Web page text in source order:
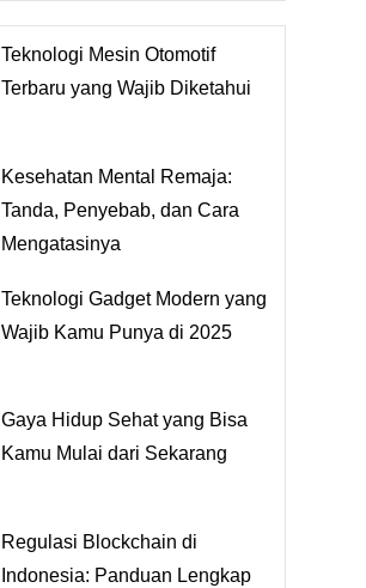
Teknologi Mesin Otomotif
Terbaru yang Wajib Diketahui
Kesehatan Mental Remaja:
Tanda, Penyebab, dan Cara
Mengatasinya
Teknologi Gadget Modern yang
Wajib Kamu Punya di 2025
Gaya Hidup Sehat yang Bisa
Kamu Mulai dari Sekarang
Regulasi Blockchain di
Indonesia: Panduan Lengkap